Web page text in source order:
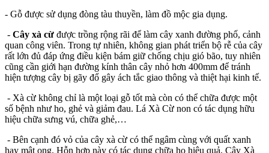
- Gỗ được sử dụng đòng tàu thuyền, làm đồ mộc gia dụng.
- Cây xà cừ được trồng rộng rãi để làm cây xanh đường phố, cảnh
quan công viên. Trong tự nhiên, không gian phát triển bộ rễ của cây
rất lớn đủ đáp ứng điều kiện bám giữ chống chịu gió bão, tuy nhiên
cũng cần giới hạn đường kính thân cây nhỏ hơn 400mm để tránh
hiện tượng cây bị gãy đổ gây ách tắc giao thông và thiệt hại kinh tế.
- Xà cừ không chỉ là một loại gỗ tốt mà còn có thể chữa được một
số bệnh như ho, ghẻ và giảm đau. Lá Xà Cừ non có tác dụng hữu
hiệu chữa sưng vú, chữa ghẻ,…
- Bên cạnh đó vỏ của cây xà cừ có thể ngâm cùng với quất xanh
hay mật ong. Hỗn hợp này có tác dụng chữa ho hiệu quả. Cây Xà